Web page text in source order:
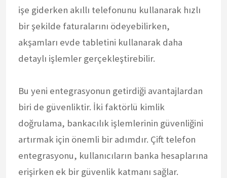
işe giderken akıllı telefonunu kullanarak hızlı
bir şekilde faturalarını ödeyebilirken,
akşamları evde tabletini kullanarak daha
detaylı işlemler gerçekleştirebilir.
Bu yeni entegrasyonun getirdiği avantajlardan
biri de güvenliktir. İki faktörlü kimlik
doğrulama, bankacılık işlemlerinin güvenliğini
artırmak için önemli bir adımdır. Çift telefon
entegrasyonu, kullanıcıların banka hesaplarına
erişirken ek bir güvenlik katmanı sağlar.